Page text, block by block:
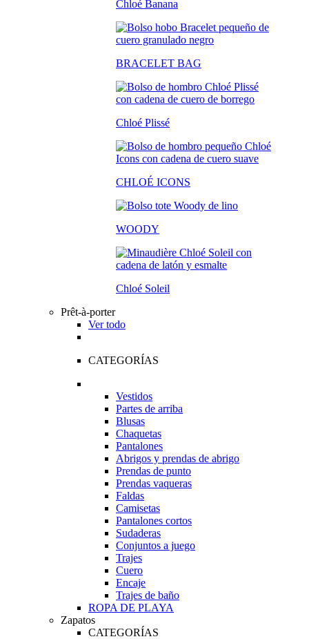
Chloé Banana
BRACELET BAG
Chloé Plissé
CHLOÉ ICONS
WOODY
Chloé Soleil
Prêt-à-porter
Ver todo
CATEGORÍAS
Vestidos
Partes de arriba
Blusas
Chaquetas
Pantalones
Abrigos y prendas de abrigo
Prendas de punto
Prendas vaqueras
Faldas
Camisetas
Pantalones cortos
Sudaderas
Conjuntos a juego
Trajes
Cuero
Encaje
Trajes de baño
ROPA DE PLAYA
Zapatos
CATEGORÍAS